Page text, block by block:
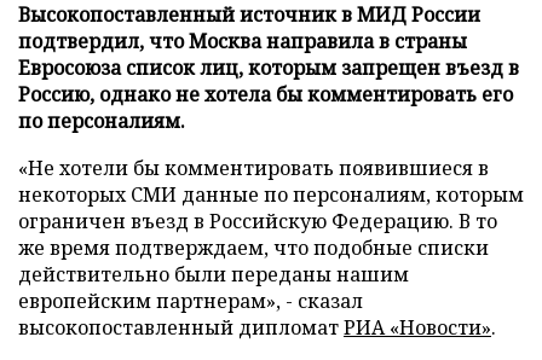
Высокопоставленный источник в МИД России
подтвердил, что Москва направила в страны
Евросоюза список лиц, которым запрещен въезд в
Россию, однако не хотела бы комментировать его
по персоналиям.
«Не хотели бы комментировать появившиеся в
некоторых СМИ данные по персоналиям, которым
ограничен въезд в Российскую Федерацию. В то
же время подтверждаем, что подобные списки
действительно были переданы нашим
европейским партнерам», - сказал
высокопоставленный дипломатРИА «Новости».